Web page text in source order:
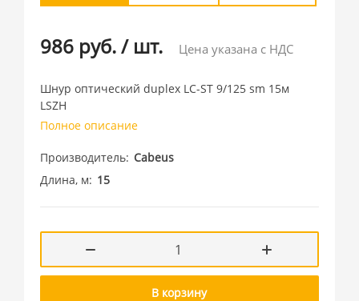
986 руб./ шт. Цена указана с НДС
Шнур оптический duplex LC-ST 9/125 sm 15м
LSZH
Полное описание
Производитель Cabeus
Длина, м
15
В корзину